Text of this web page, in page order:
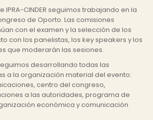
IPRA-CINDER seguimos trabajando en la
de Oporto. Las comisiones
con el examen y la selección de los
con los panelistas, los key speakers y los
que moderarán las sesiones.
desarrollando todas las
a la organización material del evento:
centro del congreso,
a las autoridades, programa de
económica y comunicación